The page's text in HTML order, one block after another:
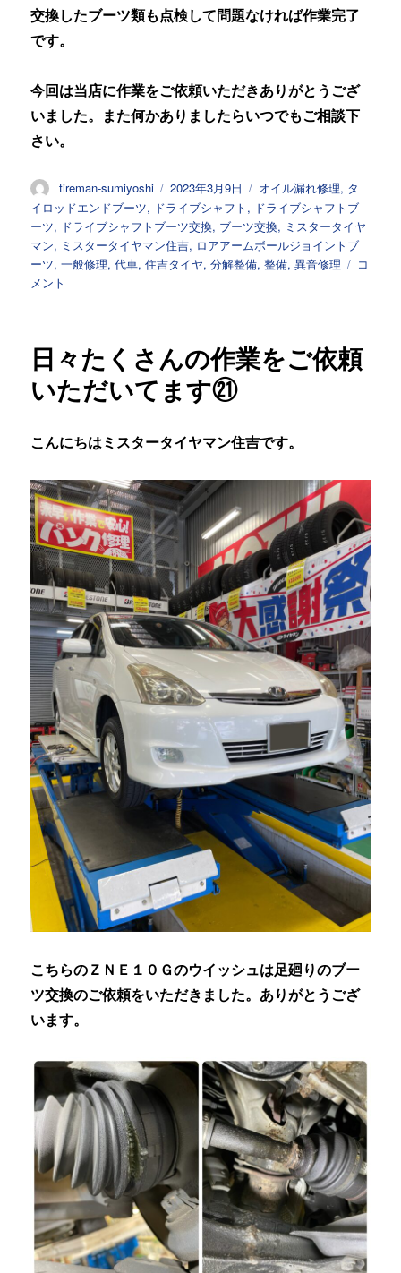
交換したブーツ類も点検して問題なければ作業完了
です。
今回は当店に作業をご依頼いただきありがとうござ
いました。また何かありましたらいつでもご相談下
さい。
投
稿
者
tireman-sumiyoshi
投
稿
日:
2023年3月9日
カ
テ
ゴ
リ
ー
オイル漏れ修理, タ
イロッドエンドブーツ, ドライブシャフト , ドライブシャフトブ
ーツ, ドライブシャフトブーツ交換, ブーツ交換, ミスタータイヤ
マン, ミスタータイヤマン住吉, ロアアームボールジョイントブ
ーツ,一般修理,代車,住吉タイヤ,分解整備,整備,異音修理
日々
の
作
た
だ
い
て
ま
す
㊸
コ
メント
日々たくさんの作業をご依頼
いただいてます㉑
こんにちはミスタータイヤマン住吉です。
こちらのＺＮＥ１０Ｇのウイッシュは足廻りのブー
ツ交換のご依頼をいただきました。ありがとうござ
います。